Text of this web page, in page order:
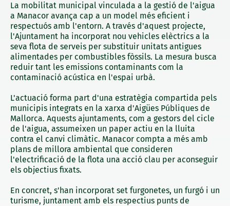
La mobilitat municipal vinculada a la gestió de l'aigua
a Manacor avança cap a un model més eficient i
respectuós amb l'entorn. A través d'aquest projecte,
l'Ajuntament ha incorporat nou vehicles elèctrics a la
seva flota de serveis per substituir unitats antigues
alimentades per combustibles fòssils. La mesura busca
reduir tant les emissions contaminants com la
contaminació acústica en l'espai urbà.
L'actuació forma part d'una estratègia compartida pels
municipis integrats en la xarxa d'Aigües Públiques de
Mallorca. Aquests ajuntaments, com a gestors del cicle
de l'aigua, assumeixen un paper actiu en la lluita
contra el canvi climàtic. Manacor compta a més amb
plans de millora ambiental que consideren
l'electrificació de la flota una acció clau per aconseguir
els objectius fixats.
En concret, s'han incorporat set furgonetes, un furgó i un
turisme, juntament amb els respectius punts de